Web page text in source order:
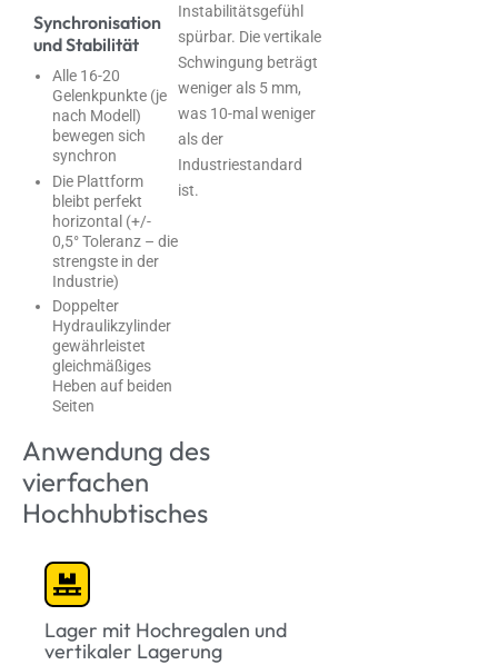
Synchronisation
und Stabilität
Alle 16-20
Gelenkpunkte (je
nach Modell)
bewegen sich
synchron
Die Plattform
bleibt perfekt
horizontal (+/-
0,5° Toleranz – die
strengste in der
Industrie)
Doppelter
Hydraulikzylinder
gewährleistet
gleichmäßiges
Heben auf beiden
Seiten
Instabilitätsgefühl
spürbar. Die vertikale
Schwingung beträgt
weniger als 5 mm,
was 10-mal weniger
als der
Industriestandard
ist.
Anwendung des
vierfachen
Hochhubtisches
Lager mit Hochregalen und
vertikaler Lagerung